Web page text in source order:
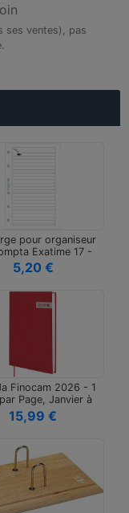
ses ventes), pas
pour organiseur
Exatime 17 -
Notes …
5,20 €
Finocam 2026 - 1
Page, Janvier à
Décem…
15,99 €